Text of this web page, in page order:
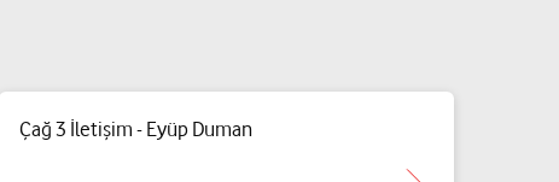
Çağ 3 İletişim - Eyüp Duman